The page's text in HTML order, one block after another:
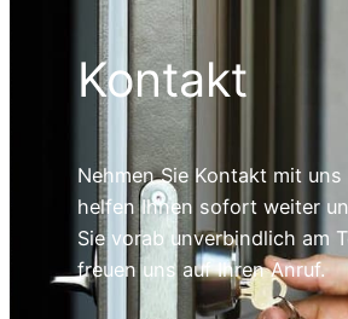
Kontakt
Nehmen Sie Kontakt mit uns
helfen Ihnen sofort weiter
Sie vorab unverbindlich am
freuen uns auf Ihren Anruf.